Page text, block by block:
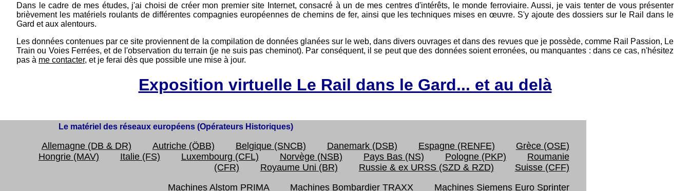
Dans le cadre de mes études, j'ai choisi de créer mon premier site Internet, consacré à un de mes centres d'intérêts, le monde ferroviaire. Aussi, je vais tenter de vous présenter
brièvement les matériels roulants de différentes compagnies européennes de chemins de fer, ainsi que les techniques mises en œuvre. S'y ajoute des dossiers sur le Rail dans le
Gard et aux alentours.
Les données contenues par ce site proviennent de la compilation de données glanées sur le web, dans divers ouvrages et dans des revues que je possède, comme Rail Passion, Le
Train ou Voies Ferrées, et de l'observation du terrain (je ne suis pas cheminot). Par conséquent, il se peut que des données soient erronées, ou manquantes : dans ce cas, n'hésitez
pas à me contacter, et je ferai dès que possible une mise à jour.
Exposition virtuelle Le Rail dans le Gard... et au delà
Le matériel des réseaux européens (Opérateurs Historiques)
Allemagne (DB & DR) Autriche (ÖBB) Belgique (SNCB) Danemark (DSB) Espagne (RENFE)
Grèce (OSE)
Hongrie (MAV)
Italie (FS) Luxembourg (CFL) Norvège (NSB) Pays Bas (NS) Pologne (PKP)
Roumanie
(CFR)
Royaume Uni (BR) Russie & ex URSS (SZD & RZD)
Suisse (CFF)
Machines Alstom PRIMA
Machines Bombardier TRAXX Machines Siemens Euro Sprinter